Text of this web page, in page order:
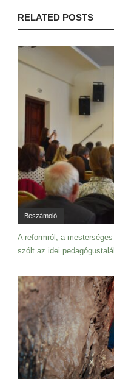
RELATED POSTS
Beszámoló
A reformról, a
szólt az idei